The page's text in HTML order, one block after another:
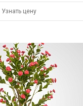
Узнать цену